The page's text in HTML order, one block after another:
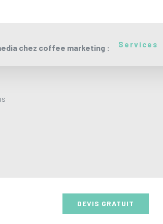
Services
chez coffee marketing :
DEVIS GRATUIT